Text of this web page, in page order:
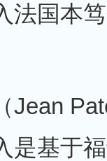
法国本
Jean
是基于